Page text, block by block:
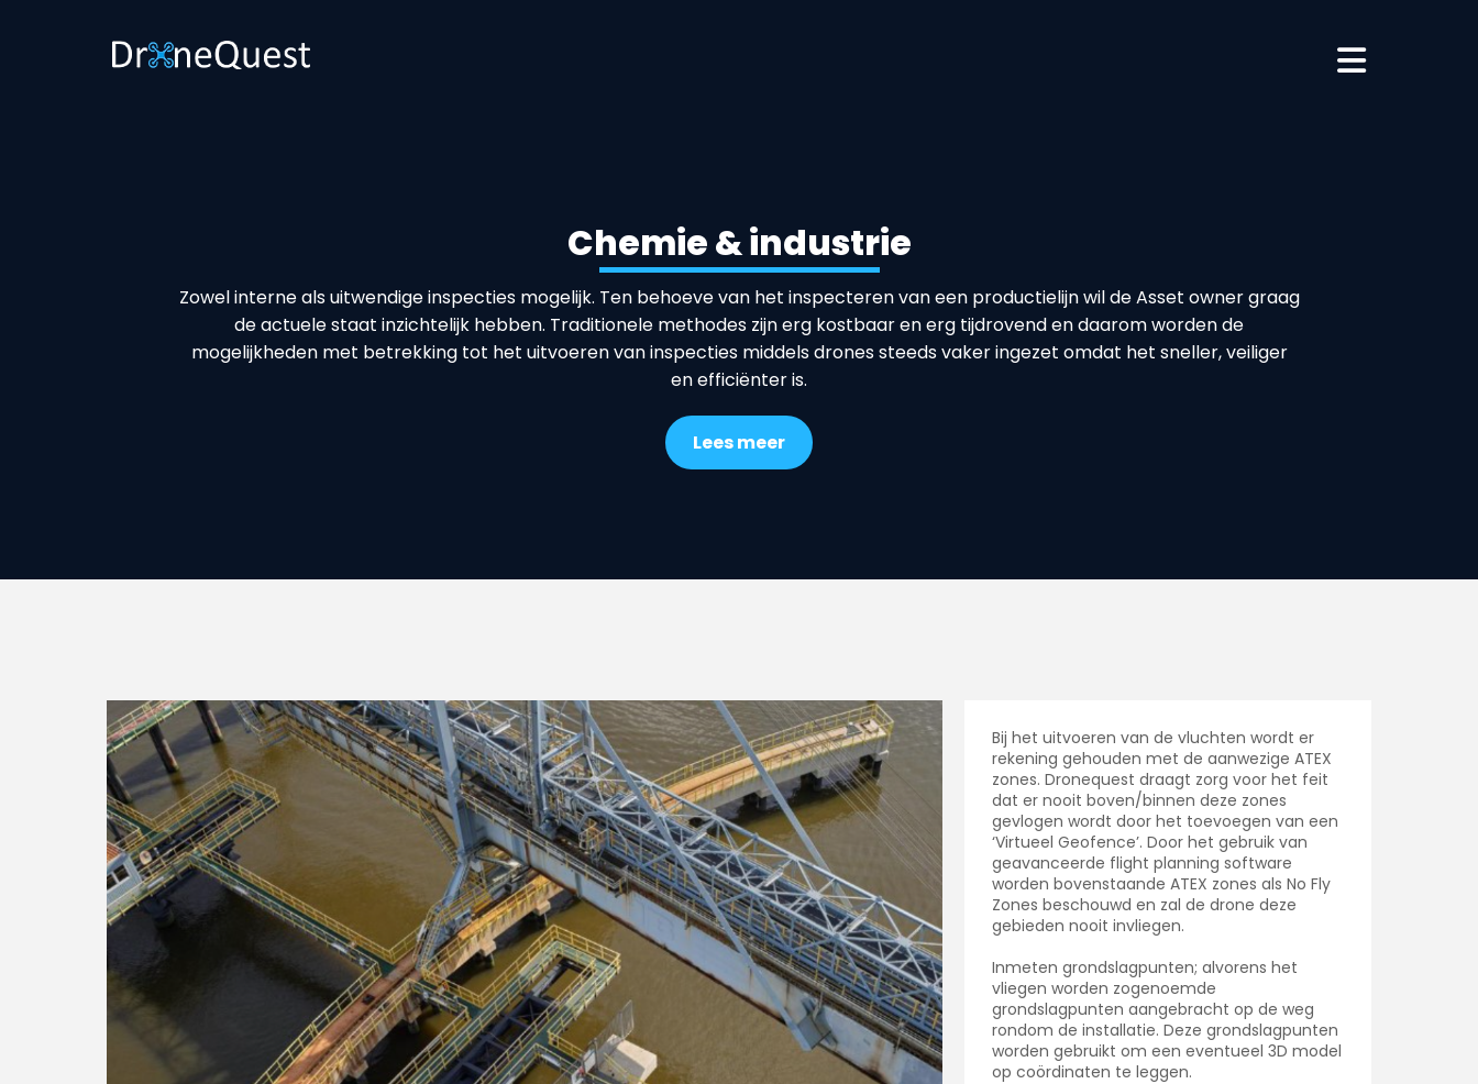
Chemie & industrie
Zowel interne als uitwendige inspecties mogelijk. Ten behoeve van het inspecteren van een productielijn wil de Asset owner graag
de actuele staat inzichtelijk hebben. Traditionele methodes zijn erg kostbaar en erg tijdrovend en daarom worden de
mogelijkheden met betrekking tot het uitvoeren van inspecties middels drones steeds vaker ingezet omdat het sneller, veiliger
en efficiënter is.
Lees meer
Bij het uitvoeren van de vluchten wordt er
rekening gehouden met de aanwezige ATEX
zones. Dronequest draagt zorg voor het feit
dat er nooit boven/binnen deze zones
gevlogen wordt door het toevoegen van een
‘Virtueel Geofence’. Door het gebruik van
geavanceerde flight planning software
worden bovenstaande ATEX zones als No Fly
Zones beschouwd en zal de drone deze
gebieden nooit invliegen.
Inmeten grondslagpunten; alvorens het
vliegen worden zogenoemde
grondslagpunten aangebracht op de weg
rondom de installatie. Deze grondslagpunten
worden gebruikt om een eventueel 3D model
op coördinaten te leggen.